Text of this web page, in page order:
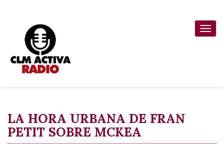
contenido
principal
LA HORA URBANA DE FRAN
PETIT SOBRE MCKEA